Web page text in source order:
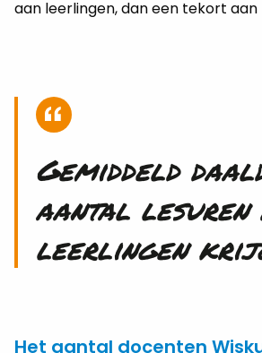
aan leerlingen, dan een tekort aan
Gemiddeld
aantal lesuren
leerlingen
Het aantal docenten